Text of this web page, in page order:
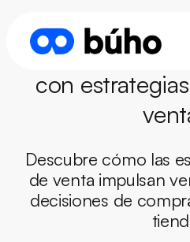
¿Cómo
con
Descubre cómo las
de venta impulsan
decisiones de